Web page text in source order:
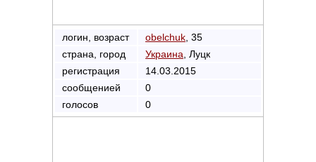
логин, возраст obelchuk , 35
страна, город
Украина , Луцк
регистрация
14.03.2015
сообщенией
0
голосов
0